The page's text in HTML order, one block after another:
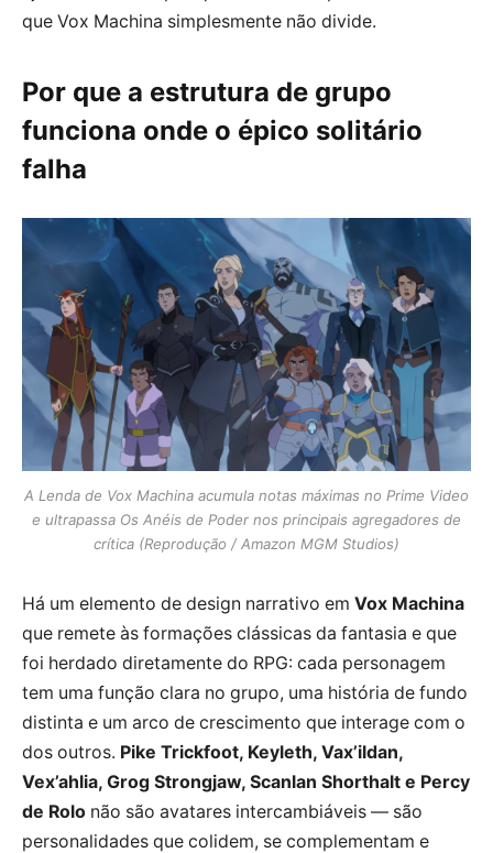
que Vox Machina simplesmente não divide.
Por que a estrutura de grupo
funciona onde o épico solitário
falha
A Lenda de Vox Machina acumula notas máximas no Prime Video
e ultrapassa Os Anéis de Poder nos principais agregadores de
crítica (Reprodução / Amazon MGM Studios)
Há um elemento de design narrativo em Vox Machina
que remete às formações clássicas da fantasia e que
foi herdado diretamente do RPG: cada personagem
tem uma função clara no grupo, uma história de fundo
distinta e um arco de crescimento que interage com o
dos outros. Pike Trickfoot, Keyleth, Vax’ildan,
Vex’ahlia, Grog Strongjaw, Scanlan Shorthalt e Percy
de Rolo não são avatares intercambiáveis — são
personalidades que colidem, se complementam e